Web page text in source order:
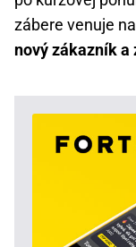
zábere venuje
nový zákazník